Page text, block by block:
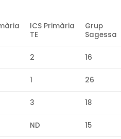
ICS Primària
TE
Grup
Sagessa
2 16
1 26
3 18
ND 15